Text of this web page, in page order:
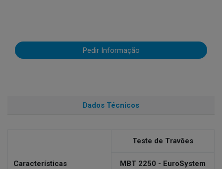
Pedir Informação
Dados Técnicos
Características
Teste de Travões
MBT 2250 - EuroSystem